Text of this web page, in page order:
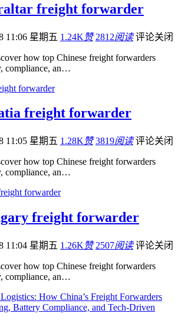
freight forwarder
11:06 星期五 1.24K赞 2812阅读 评论关闭
how top Chinese freight forwarders
compliance, an…
freight forwarder
11:05 星期五 1.28K赞 3819阅读 评论关闭
how top Chinese freight forwarders
compliance, an…
freight forwarder
11:04 星期五 1.26K赞 2507阅读 评论关闭
how top Chinese freight forwarders
compliance, an…